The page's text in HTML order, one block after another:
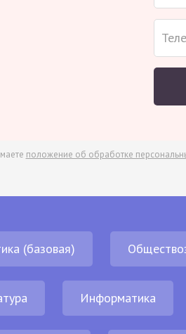
положение об обработке
(базовая)
Информатика